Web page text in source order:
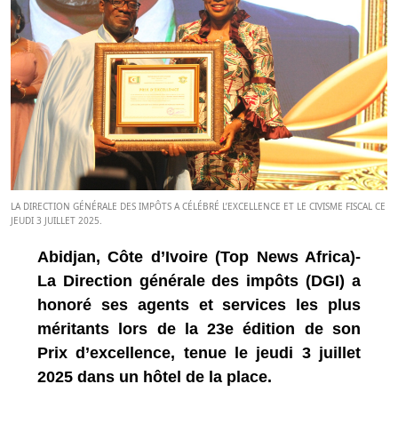
LA DIRECTION GÉNÉRALE DES IMPÔTS A CÉLÉBRÉ L’EXCELLENCE ET LE CIVISME FISCAL CE
JEUDI 3 JUILLET 2025.
Abidjan, Côte d’Ivoire (Top News Africa)-
La Direction générale des impôts (DGI) a
honoré ses agents et services les plus
méritants lors de la 23e édition de son
Prix d’excellence, tenue le jeudi 3 juillet
2025 dans un hôtel de la place.